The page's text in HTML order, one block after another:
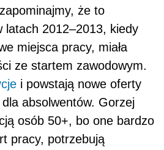
że to
latach 2012–2013, kiedy
miejsca pracy, miała
ze startem zawodowym.
i powstają nowe oferty
absolwentów. Gorzej
osób 50+, bo one bardzo
pracy, potrzebują